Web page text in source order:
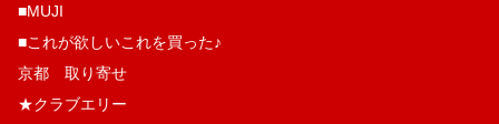
■MUJI
■これが欲しいこれを買った♪
京都 取り寄せ
★クラブエリー